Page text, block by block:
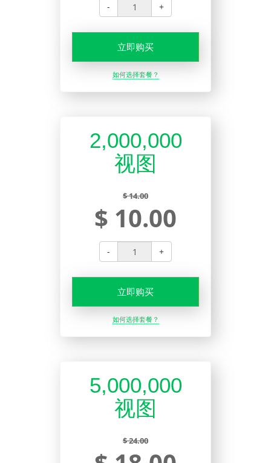
- +
立即购买
如何选择套餐？
2,000,000
视图
$ 14.00
$ 10.00
- +
立即购买
如何选择套餐？
5,000,000
视图
$ 24.00